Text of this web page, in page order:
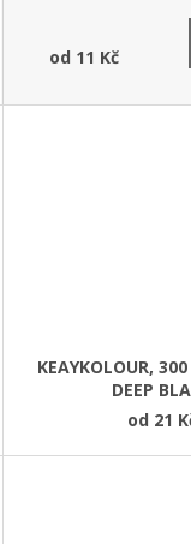
od 11 Kč
KEAYKOLOUR,
DEEP
od 21